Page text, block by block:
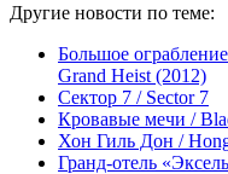
Другие новости по теме:
Большое
Grand Heist (2012)
Сектор 7 / Sector 7
Кровавые мечи /
Хон Гиль Дон /
Гранд-отель